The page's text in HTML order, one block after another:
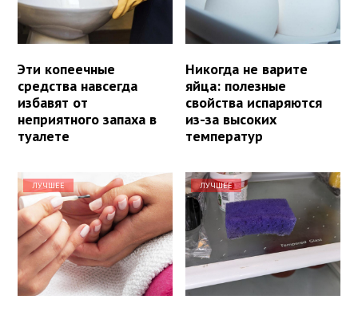
Эти копеечные
средства навсегда
избавят от
неприятного запаха в
туалете
Никогда не варите
яйца: полезные
свойства испаряются
из-за высоких
температур
ЛУЧШЕЕ ЛУЧШЕЕ